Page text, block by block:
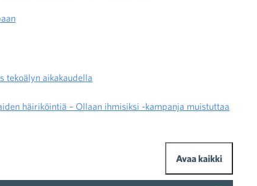
tekoälyn aikakaudella
häiriköintiä – Ollaan ihmisiksi -kampanja muistuttaa
Avaa kaikki